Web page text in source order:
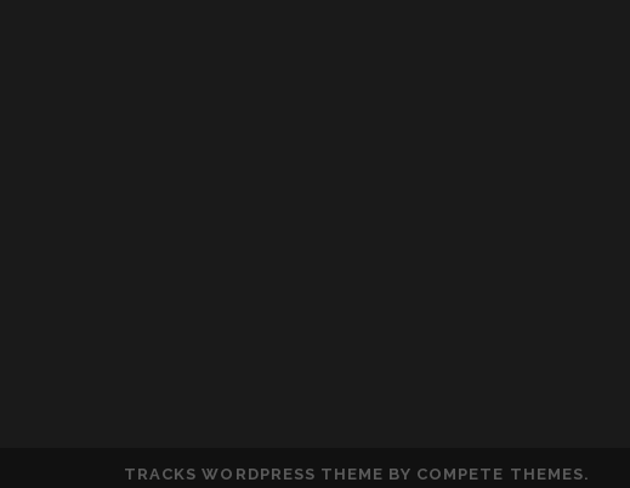
TRACKS WORDPRESS THEME BY COMPETE THEMES.